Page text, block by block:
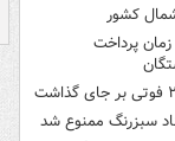
شمال کشور
پرداخت
سبزرنگ ممنوع شد